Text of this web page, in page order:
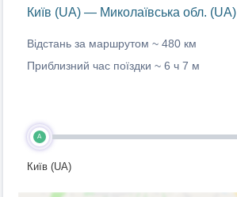
Київ (UA) — Миколаївська обл. (UA)
Відстань за маршрутом ~ 480 км
Приблизний час поїздки ~ 6 ч 7 м
A
Київ (UA)